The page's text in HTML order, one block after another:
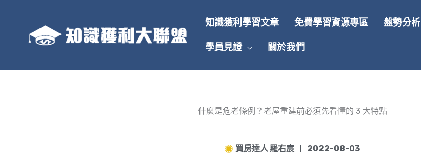
知識獲利學習文章 免費學習資源專區 盤勢分析
學員見證 關於我們
什麼是危老條例？老屋重建前必須先看懂的 3 大特點
買房達人 羅右宸 2022-08-03